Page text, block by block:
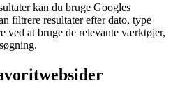
kan du bruge Googles
filtrere resultater efter dato, type
ved at bruge de relevante værktøjer,